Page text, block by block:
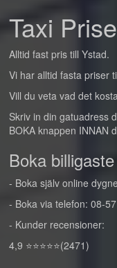
Taxi
Alltid fast pris till Ystad.
Vi har alltid fasta priser
Vill du veta vad det
Skriv in din gatuadress
BOKA knappen INNAN
Boka
- Boka själv online
- Boka via telefon: 08-
- Kunder recensioner:
4,9 ⭐⭐⭐⭐⭐(2471)